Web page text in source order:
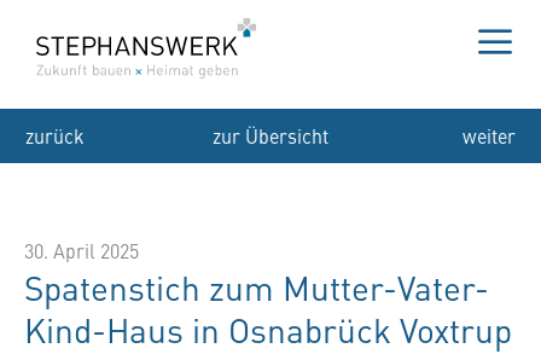
Inhalt
springen
zurück zur Übersicht weiter
30. April 2025
Spatenstich zum Mutter-Vater-
Kind-Haus in Osnabrück Voxtrup